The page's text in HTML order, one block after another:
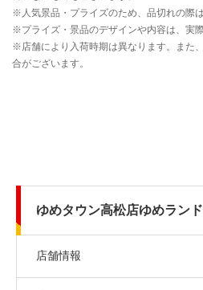
ゆめタウン高松店ゆめランド
店舗情報